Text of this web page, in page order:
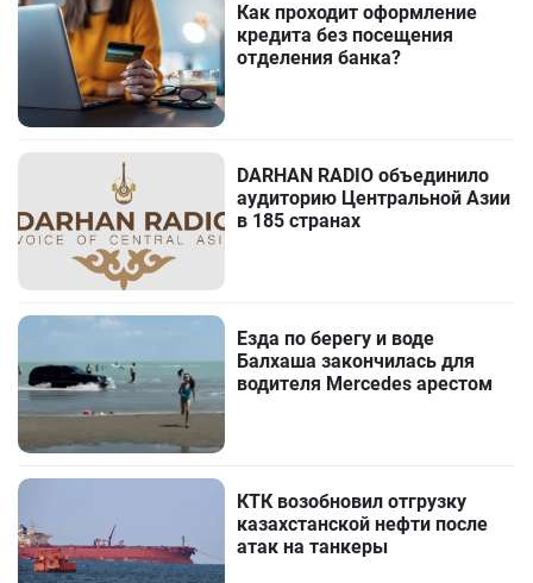
Как проходит оформление
кредита без посещения
отделения банка?
DARHAN RADIO объединило
аудиторию Центральной Азии
в 185 странах
Езда по берегу и воде
Балхаша закончилась для
водителя Mercedes арестом
КТК возобновил отгрузку
казахстанской нефти после
атак на танкеры